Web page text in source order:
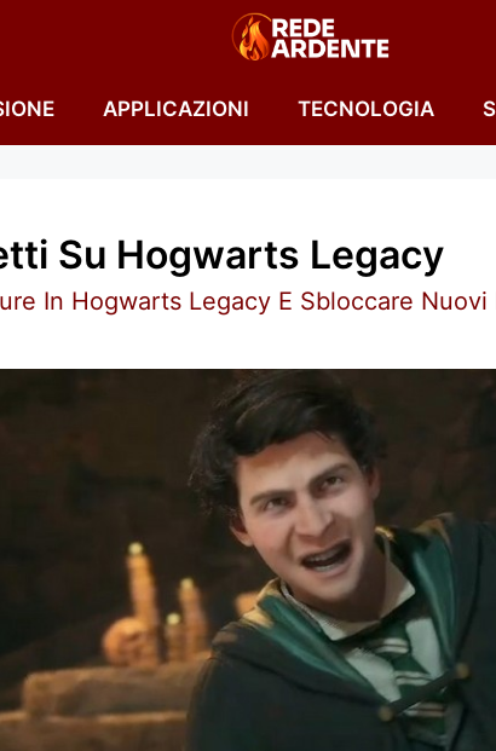
APPLICAZIONI TECNOLOGIA
Su Hogwarts Legacy
In Hogwarts Legacy E Sbloccare